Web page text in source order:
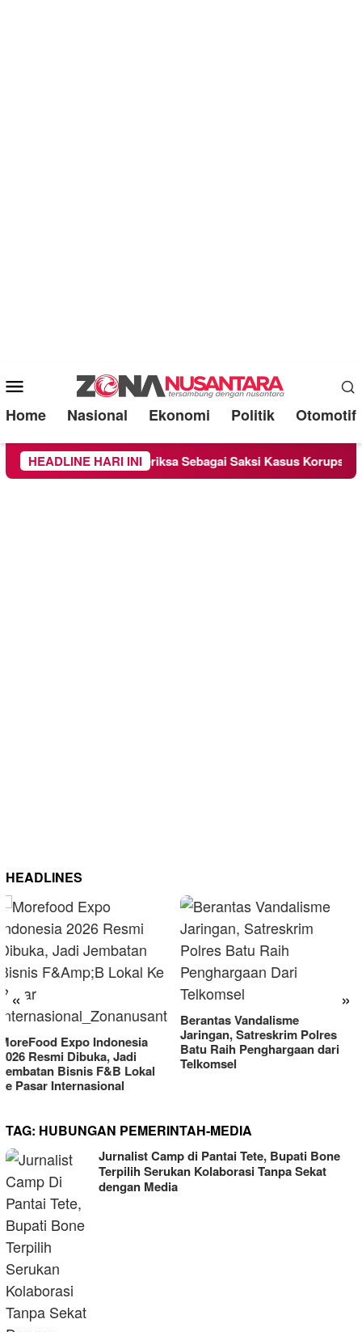
Mobile
Menu
Home Nasional Ekonomi Politik Otomotif
HEADLINE HARI INI
Chandra Diperiksa Sebagai Saksi Kasus Korupsi Bibit
HEADLINES
« »
Berantas Vandalisme
Jaringan, Satreskrim Polres
Batu Raih Penghargaan dari
Telkomsel
RM OG Alami Kenaikan
Omset di Porprov IX Jatim
2025
TAG: HUBUNGAN PEMERINTAH-MEDIA
Jurnalist Camp di Pantai Tete, Bupati Bone
Terpilih Serukan Kolaborasi Tanpa Sekat
dengan Media